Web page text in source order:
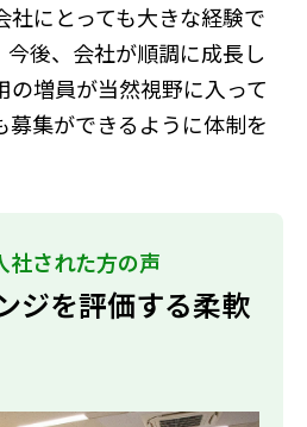
にとっても大きな経験で
今後、会社が順調に成長し
の増員が当然視野に入って
募集ができるように体制を
社された方の声
ジを評価する柔軟